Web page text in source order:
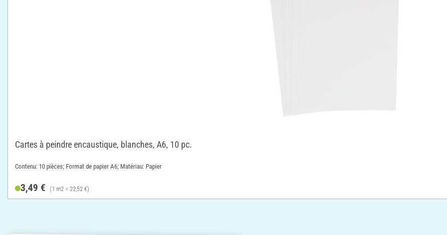
Cartes à peindre encaustique, blanches, A6, 10 pc.
Contenu: 10 pièces; Format de papier A6; Matériau: Papier
3,49 € (1 m2 = 22,52 €)